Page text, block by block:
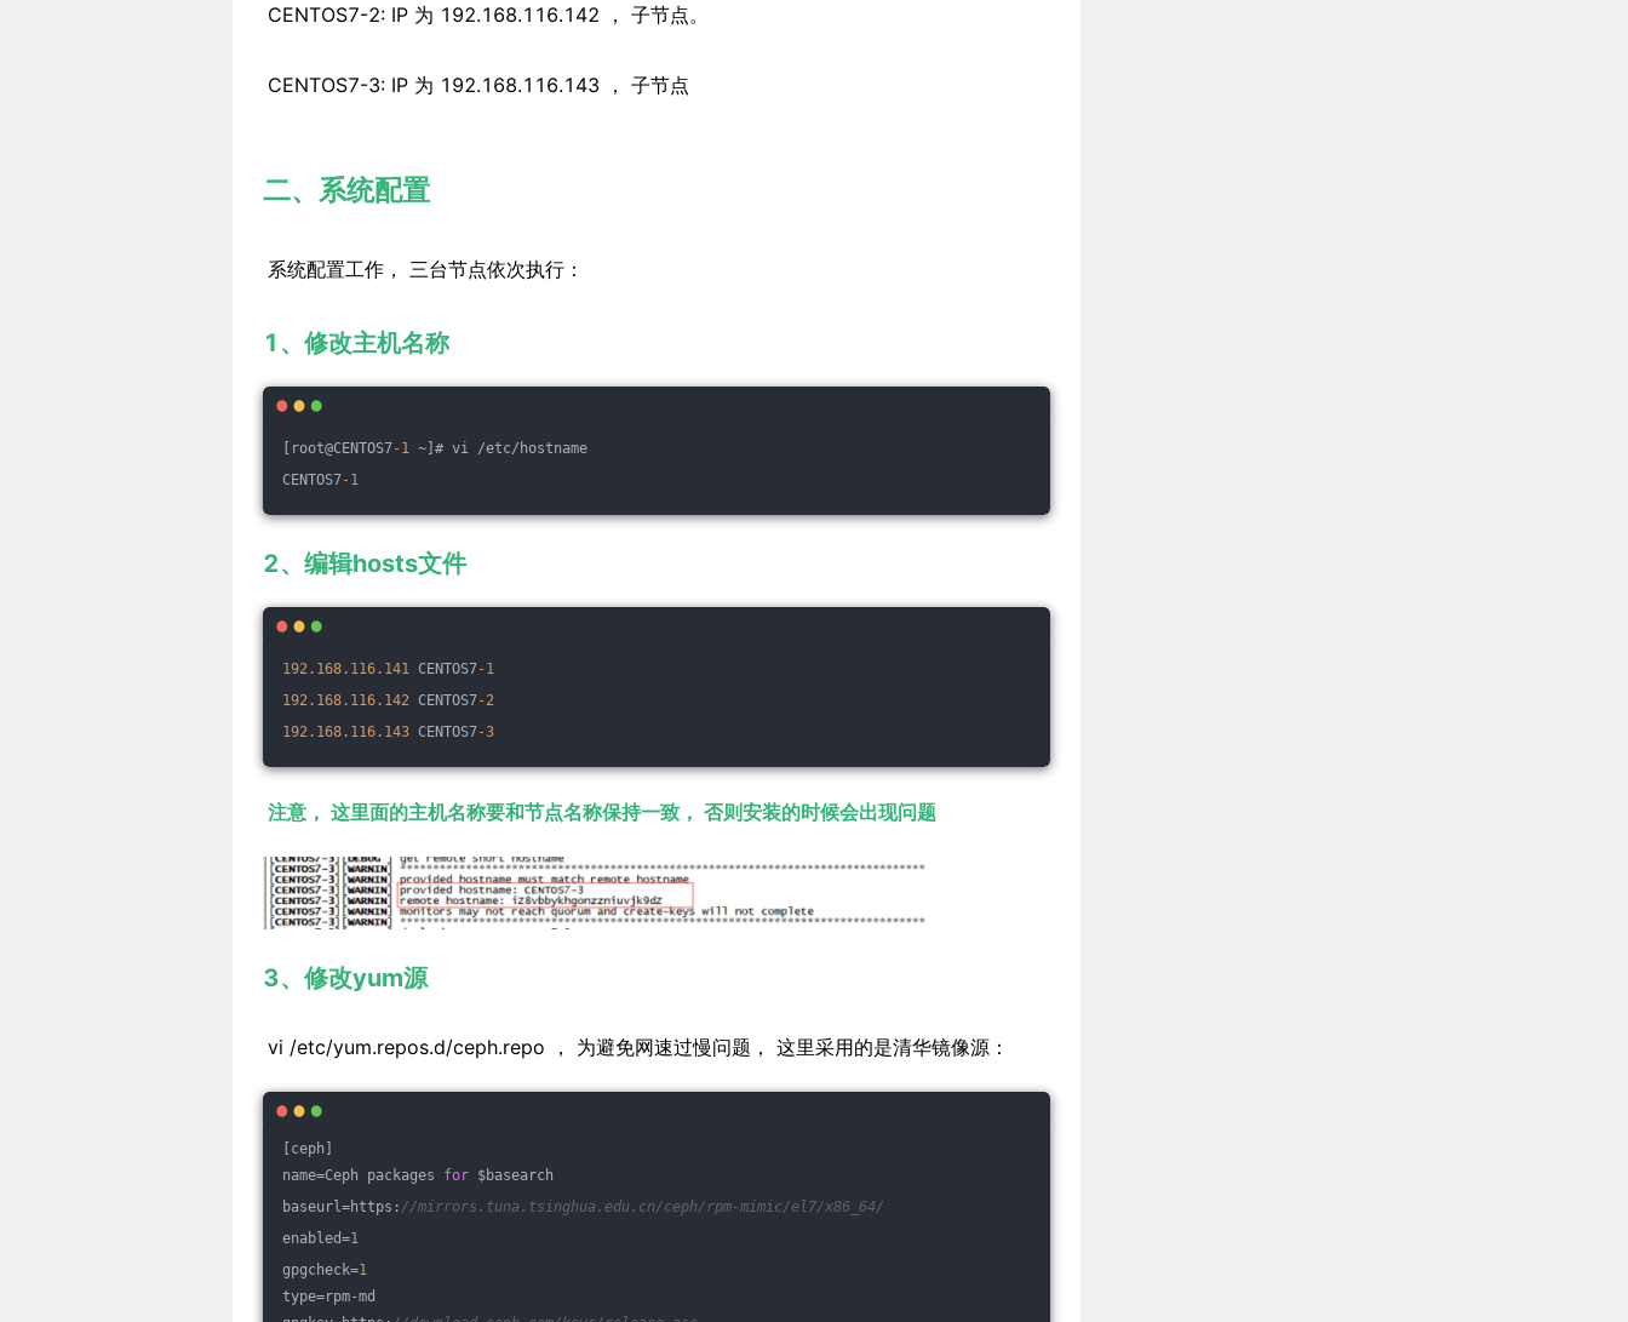
CENTOS7-2: IP 为 192.168.116.142 ， 子节点。
CENTOS7-3: IP 为 192.168.116.143 ， 子节点
二、系统配置
系统配置工作， 三台节点依次执行：
1、修改主机名称
[root@CENTOS7-1
~]# vi /etc/hostname
CENTOS7-1
2、编辑hosts文件
192.168.116.141 CENTOS7-1
192.168.116.142 CENTOS7-2
192.168.116.143 CENTOS7-3
注意， 这里面的主机名称要和节点名称保持一致， 否则安装的时候会出现问题
3、修改yum源
vi /etc/yum.repos.d/ceph.repo ， 为避免网速过慢问题， 这里采用的是清华镜像源：
[ceph]
name=Ceph packages for $basearch
baseurl=https: //mirrors.tuna.tsinghua.edu.cn/ceph/rpm-mimic/el7/x86_64/
enabled=1
gpgcheck=1
type=rpm-md